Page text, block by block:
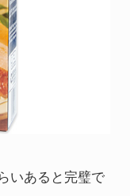
いあると完璧で